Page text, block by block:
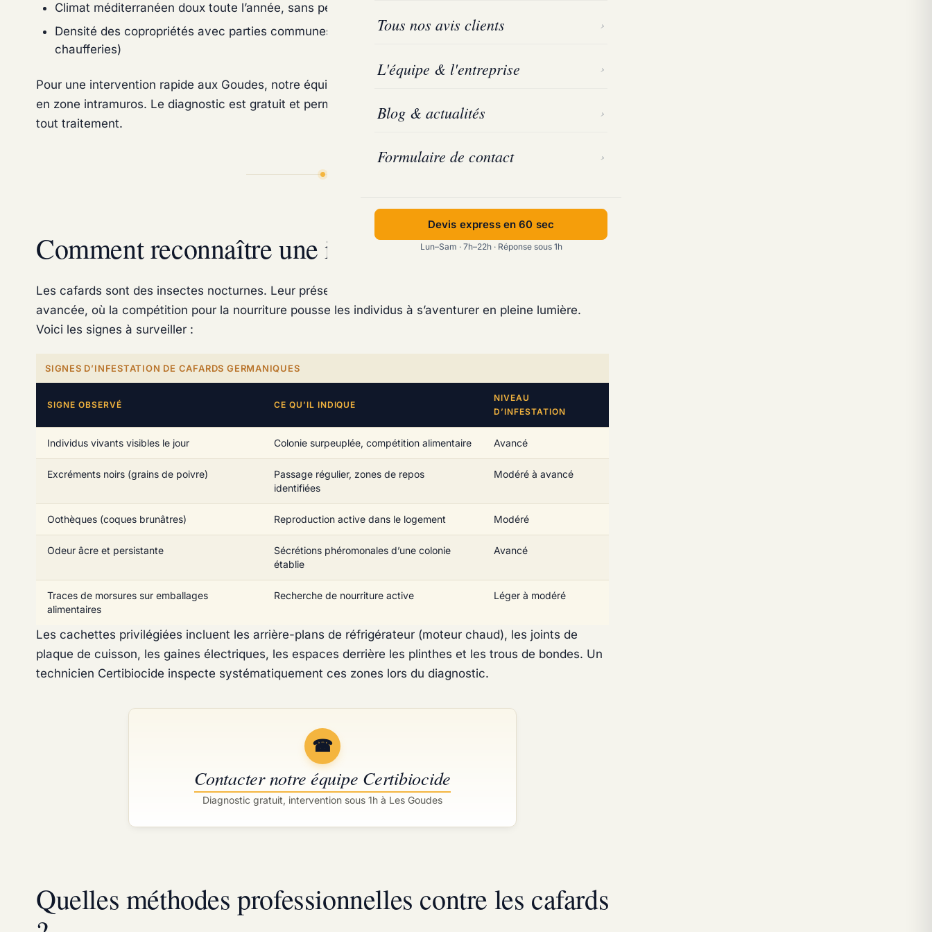
Tous nos avis clients
L'équipe & l'entreprise
Blog & actualités
Formulaire de contact
Devis express en 60 sec
Lun–Sam · 7h–22h · Réponse sous 1h
Climat méditerranéen doux toute l’année, sans période de gel naturel qui limiterait les populations
Densité des copropriétés avec parties communes mal entretenues (caves, local poubelles,
chaufferies)
Pour une intervention rapide aux Goudes, notre équipe Marseille Désinsectisation se déplace sous 1h
en zone intramuros. Le diagnostic est gratuit et permet d’identifier l’ampleur de la colonisation avant
tout traitement.
Comment reconnaître une infestation de cafards ?
Les cafards sont des insectes nocturnes. Leur présence diurne indique généralement une infestation
avancée, où la compétition pour la nourriture pousse les individus à s’aventurer en pleine lumière.
Voici les signes à surveiller :
SIGNES D’INFESTATION DE CAFARDS GERMANIQUES
SIGNE OBSERVÉ CE QU’IL INDIQUE
NIVEAU
D’INFESTATION
Individus vivants visibles le jour Colonie surpeuplée, compétition alimentaire Avancé
Excréments noirs (grains de poivre)
Passage régulier, zones de repos
identifiées
Modéré à avancé
Oothèques (coques brunâtres) Reproduction active dans le logement Modéré
Odeur âcre et persistante
Sécrétions phéromonales d’une colonie
établie
Avancé
Traces de morsures sur emballages
alimentaires
Recherche de nourriture active Léger à modéré
Les cachettes privilégiées incluent les arrière-plans de réfrigérateur (moteur chaud), les joints de
plaque de cuisson, les gaines électriques, les espaces derrière les plinthes et les trous de bondes. Un
technicien Certibiocide inspecte systématiquement ces zones lors du diagnostic.
☎
Contacter notre équipe Certibiocide
Diagnostic gratuit, intervention sous 1h à Les Goudes
Quelles méthodes professionnelles contre les cafards